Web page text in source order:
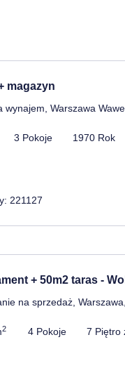
magazyn
wynajem, Warszawa
3 Pokoje 1970 Rok
221127
+ 50m2 taras -
na sprzedaż,
2 4 Pokoje 7 Piętro